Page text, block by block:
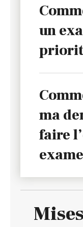
un
ma
faire